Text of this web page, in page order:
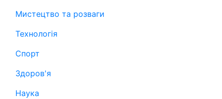
Мистецтво та розваги
Технологія
Спорт
Здоров'я
Наука